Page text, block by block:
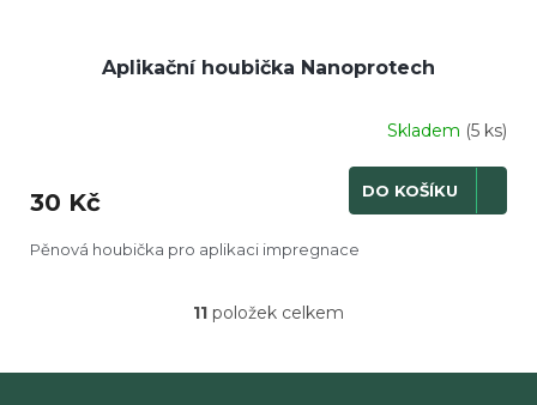
Aplikační houbička Nanoprotech
Skladem (5 ks)
30 Kč DO KOŠÍKU
Pěnová houbička pro aplikaci impregnace
O
l
11 položek celkem